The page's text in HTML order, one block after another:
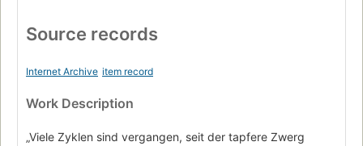
Source records
Internet Archive item record
Work Description
„Viele Zyklen sind vergangen, seit der tapfere Zwerg